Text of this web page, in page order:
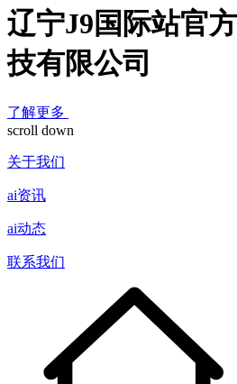
辽宁J9国际站官
技有限公司
了解更多
scroll down
关于我们
ai资讯
ai动态
联系我们